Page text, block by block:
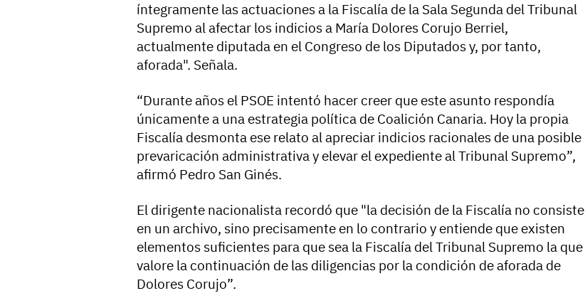
íntegramente las actuaciones a la Fiscalía de la Sala Segunda del Tribunal
Supremo al afectar los indicios a María Dolores Corujo Berriel,
actualmente diputada en el Congreso de los Diputados y, por tanto,
aforada". Señala.
“Durante años el PSOE intentó hacer creer que este asunto respondía
únicamente a una estrategia política de Coalición Canaria. Hoy la propia
Fiscalía desmonta ese relato al apreciar indicios racionales de una posible
prevaricación administrativa y elevar el expediente al Tribunal Supremo”,
afirmó Pedro San Ginés.
El dirigente nacionalista recordó que "la decisión de la Fiscalía no consiste
en un archivo, sino precisamente en lo contrario y entiende que existen
elementos suficientes para que sea la Fiscalía del Tribunal Supremo la que
valore la continuación de las diligencias por la condición de aforada de
Dolores Corujo”.